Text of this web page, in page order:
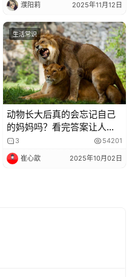
濮阳莉 2025年11月12日
生活常识
动物长大后真的会忘记自己
的妈妈吗？看完答案让人心
疼！
3 54201
崔心歆 2025年10月02日